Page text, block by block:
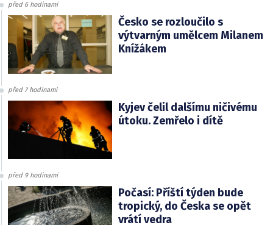
před 6 hodinami
Česko se rozloučilo s
výtvarným umělcem Milanem
Knížákem
před 7 hodinami
Kyjev čelil dalšímu ničivému
útoku. Zemřelo i dítě
před 9 hodinami
Počasí: Příští týden bude
tropický, do Česka se opět
vrátí vedra